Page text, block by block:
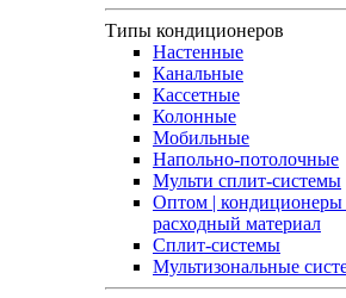
Типы кондиционеров
Настенные
Канальные
Кассетные
Колонные
Мобильные
Напольно-потолочные
Мульти сплит-системы
Оптом | кондиционеры
расходный материал
Сплит-системы
Мультизональные